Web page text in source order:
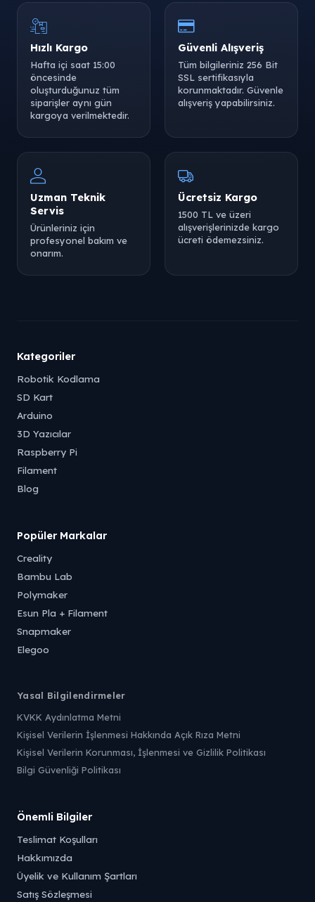
Hızlı Kargo
Hafta içi saat 15:00
öncesinde
oluşturduğunuz tüm
siparişler aynı gün
kargoya verilmektedir.
Güvenli Alışveriş
Tüm bilgileriniz 256 Bit
SSL sertifikasıyla
korunmaktadır. Güvenle
alışveriş yapabilirsiniz.
Uzman Teknik
Servis
Ürünleriniz için
profesyonel bakım ve
onarım.
Ücretsiz Kargo
1500 TL ve üzeri
alışverişlerinizde kargo
ücreti ödemezsiniz.
Kategoriler
Robotik Kodlama
SD Kart
Arduino
3D Yazıcılar
Raspberry Pi
Filament
Blog
Popüler Markalar
Creality
Bambu Lab
Polymaker
Esun Pla + Filament
Snapmaker
Elegoo
Yasal Bilgilendirmeler
KVKK Aydınlatma Metni
Kişisel Verilerin İşlenmesi Hakkında Açık Rıza Metni
Kişisel Verilerin Korunması, İşlenmesi ve Gizlilik Politikası
Bilgi Güvenliği Politikası
Önemli Bilgiler
Teslimat Koşulları
Hakkımızda
Üyelik ve Kullanım Şartları
Satış Sözleşmesi